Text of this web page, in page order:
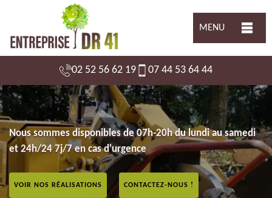
MENU
02 52 56 62 19 07 44 53 64 44
Nous sommes disponibles de 07h-20h du lundi au samedi
et 24h/24 7j/7 en cas d'urgence
VOIR NOS RÉALISATIONS CONTACTEZ-NOUS !